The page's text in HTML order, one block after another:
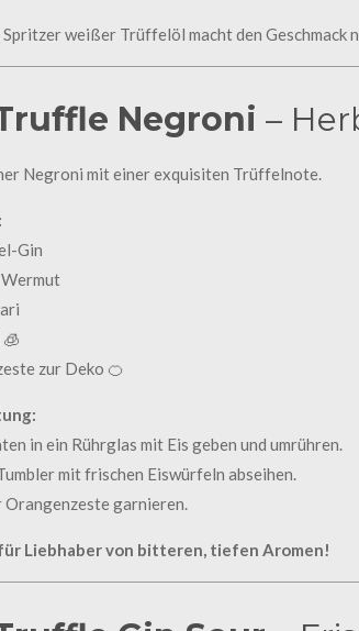
Spritzer weißer Trüffelöl macht den Geschmack
Negroni –
Negroni mit einer exquisiten Trüffelnote.
Gin
zur Deko 🍊
in ein Rührglas mit Eis geben und umrühren.
mit frischen Eiswürfeln abseihen.
garnieren.
Liebhaber von bitteren, tiefen Aromen!